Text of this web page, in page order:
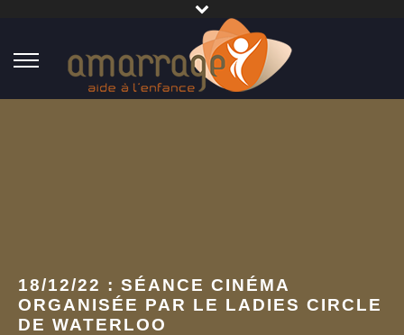
18/12/22 : SÉANCE CINÉMA
ORGANISÉE PAR LE LADIES CIRCLE
DE WATERLOO